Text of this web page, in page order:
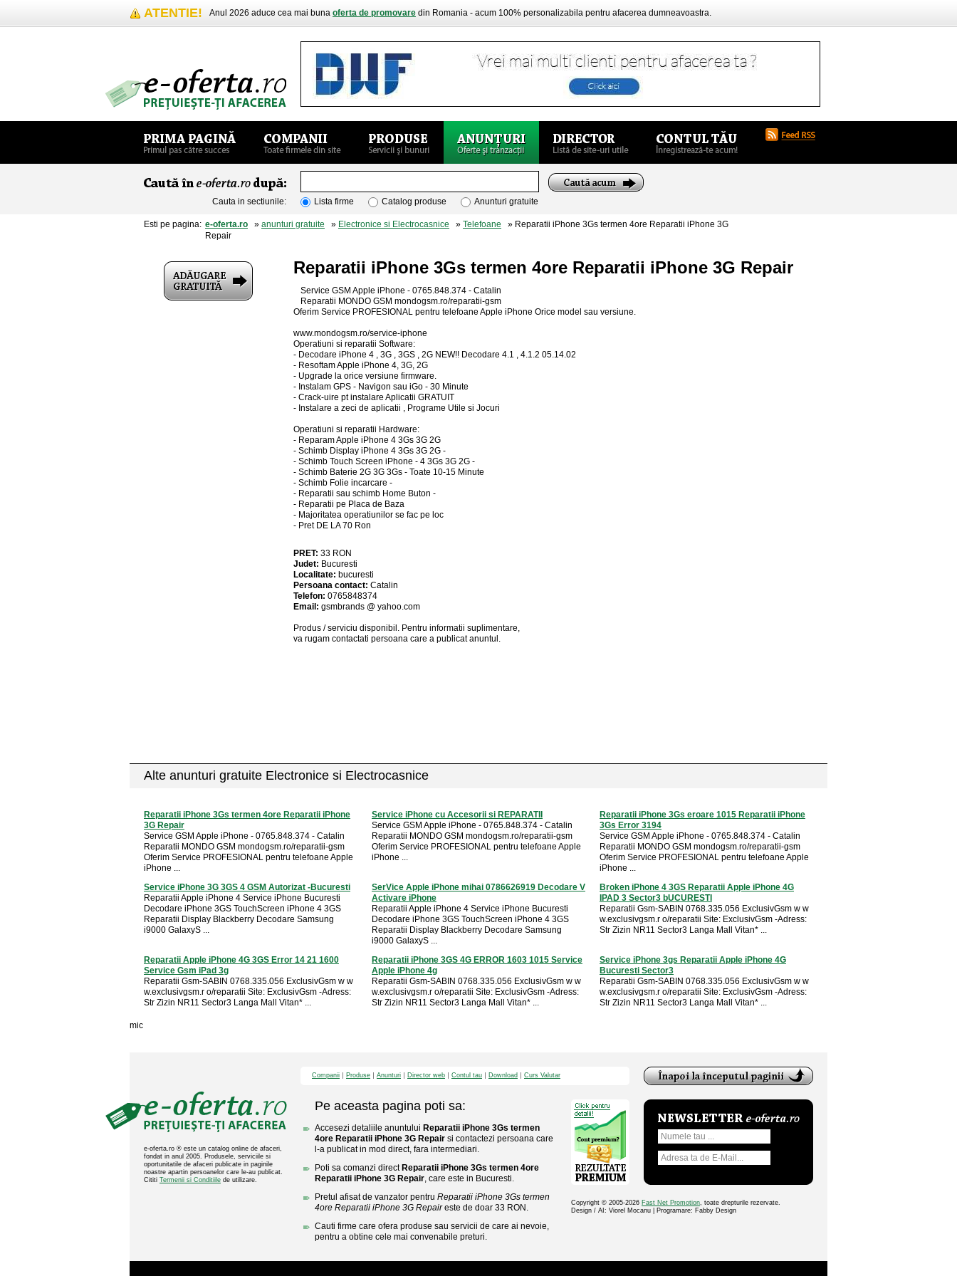
ATENTIE! Anul 2026 aduce cea mai buna oferta de promovare din Romania - acum 100% personalizabila pentru afacerea dumneavoastra.
Cauta in sectiunile: Lista firme Catalog produse Anunturi gratuite
Esti pe pagina: e-oferta.ro » anunturi gratuite » Electronice si Electrocasnice » Telefoane » Reparatii iPhone 3Gs termen 4ore Reparatii iPhone 3G
Repair
Reparatii iPhone 3Gs termen 4ore Reparatii iPhone 3G Repair
Service GSM Apple iPhone - 0765.848.374 - Catalin
Reparatii MONDO GSM mondogsm.ro/reparatii-gsm
Oferim Service PROFESIONAL pentru telefoane Apple iPhone Orice model sau versiune.
www.mondogsm.ro/service-iphone
Operatiuni si reparatii Software:
- Decodare iPhone 4 , 3G , 3GS , 2G NEW!! Decodare 4.1 , 4.1.2 05.14.02
- Resoftam Apple iPhone 4, 3G, 2G
- Upgrade la orice versiune firmware.
- Instalam GPS - Navigon sau iGo - 30 Minute
- Crack-uire pt instalare Aplicatii GRATUIT
- Instalare a zeci de aplicatii , Programe Utile si Jocuri
Operatiuni si reparatii Hardware:
- Reparam Apple iPhone 4 3Gs 3G 2G
- Schimb Display iPhone 4 3Gs 3G 2G -
- Schimb Touch Screen iPhone - 4 3Gs 3G 2G -
- Schimb Baterie 2G 3G 3Gs - Toate 10-15 Minute
- Schimb Folie incarcare -
- Reparatii sau schimb Home Buton -
- Reparatii pe Placa de Baza
- Majoritatea operatiunilor se fac pe loc
- Pret DE LA 70 Ron
PRET: 33 RON
Judet: Bucuresti
Localitate: bucuresti
Persoana contact: Catalin
Telefon: 0765848374
Email: gsmbrands @ yahoo.com
Produs / serviciu disponibil . Pentru informatii suplimentare,
va rugam contactati persoana care a publicat anuntul.
Alte anunturi gratuite Electronice si Electrocasnice
Reparatii iPhone 3Gs termen 4ore Reparatii iPhone
3G Repair
Service GSM Apple iPhone - 0765.848.374 - Catalin
Reparatii MONDO GSM mondogsm.ro/reparatii-gsm
Oferim Service PROFESIONAL pentru telefoane Apple
iPhone ...
Service iPhone cu Accesorii si REPARATII
Service GSM Apple iPhone - 0765.848.374 - Catalin
Reparatii MONDO GSM mondogsm.ro/reparatii-gsm
Oferim Service PROFESIONAL pentru telefoane Apple
iPhone ...
Reparatii iPhone 3Gs eroare 1015 Reparatii iPhone
3Gs Error 3194
Service GSM Apple iPhone - 0765.848.374 - Catalin
Reparatii MONDO GSM mondogsm.ro/reparatii-gsm
Oferim Service PROFESIONAL pentru telefoane Apple
iPhone ...
Service iPhone 3G 3GS 4 GSM Autorizat -Bucuresti
Reparatii Apple iPhone 4 Service iPhone Bucuresti
Decodare iPhone 3GS TouchScreen iPhone 4 3GS
Reparatii Display Blackberry Decodare Samsung
i9000 GalaxyS ...
SerVice Apple iPhone mihai 0786626919 Decodare V
Activare iPhone
Reparatii Apple iPhone 4 Service iPhone Bucuresti
Decodare iPhone 3GS TouchScreen iPhone 4 3GS
Reparatii Display Blackberry Decodare Samsung
i9000 GalaxyS ...
Broken iPhone 4 3GS Reparatii Apple iPhone 4G
IPAD 3 Sector3 bUCURESTI
Reparatii Gsm-SABIN 0768.335.056 ExclusivGsm w w
w.exclusivgsm.r o/reparatii Site: ExclusivGsm -Adress:
Str Zizin NR11 Sector3 Langa Mall Vitan* ...
Reparatii Apple iPhone 4G 3GS Error 14 21 1600
Service Gsm iPad 3g
Reparatii Gsm-SABIN 0768.335.056 ExclusivGsm w w
w.exclusivgsm.r o/reparatii Site: ExclusivGsm -Adress:
Str Zizin NR11 Sector3 Langa Mall Vitan* ...
Reparatii iPhone 3GS 4G ERROR 1603 1015 Service
Apple iPhone 4g
Reparatii Gsm-SABIN 0768.335.056 ExclusivGsm w w
w.exclusivgsm.r o/reparatii Site: ExclusivGsm -Adress:
Str Zizin NR11 Sector3 Langa Mall Vitan* ...
Service iPhone 3gs Reparatii Apple iPhone 4G
Bucuresti Sector3
Reparatii Gsm-SABIN 0768.335.056 ExclusivGsm w w
w.exclusivgsm.r o/reparatii Site: ExclusivGsm -Adress:
Str Zizin NR11 Sector3 Langa Mall Vitan* ...
mic
e-oferta.ro ® este un catalog online de afaceri,
fondat in anul 2005. Produsele, serviciile si
oportunitatile de afaceri publicate in paginile
noastre apartin persoanelor care le-au publicat.
Cititi Termenii si Conditiile de utilizare.
Companii Produse Anunturi Director web Contul tau Download Curs Valutar
Pe aceasta pagina poti sa:
Accesezi detaliile anuntului Reparatii iPhone 3Gs termen
4ore Reparatii iPhone 3G Repair si contactezi persoana care
l-a publicat in mod direct, fara intermediari.
Poti sa comanzi direct Reparatii iPhone 3Gs termen 4ore
Reparatii iPhone 3G Repair, care este in Bucuresti.
Pretul afisat de vanzator pentru Reparatii iPhone 3Gs termen
4ore Reparatii iPhone 3G Repaireste de doar 33 RON.
Cauti firme care ofera produse sau servicii de care ai nevoie,
pentru a obtine cele mai convenabile preturi.
Copyright © 2005-2026 Fast Net Promotion, toate drepturile rezervate.
Design / AI: Viorel Mocanu | Programare: Fabby Design